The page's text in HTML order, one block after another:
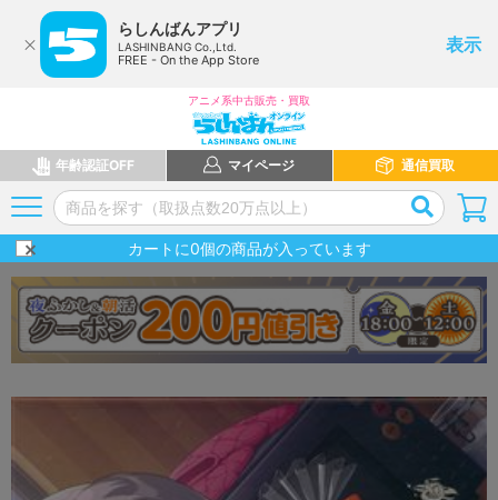
らしんばんアプリ
LASHINBANG Co.,Ltd.
FREE - On the App Store
表示
アニメ系中古販売・買取
年齢認証OFF マイページ 通信買取
カートに0個の商品が入っています